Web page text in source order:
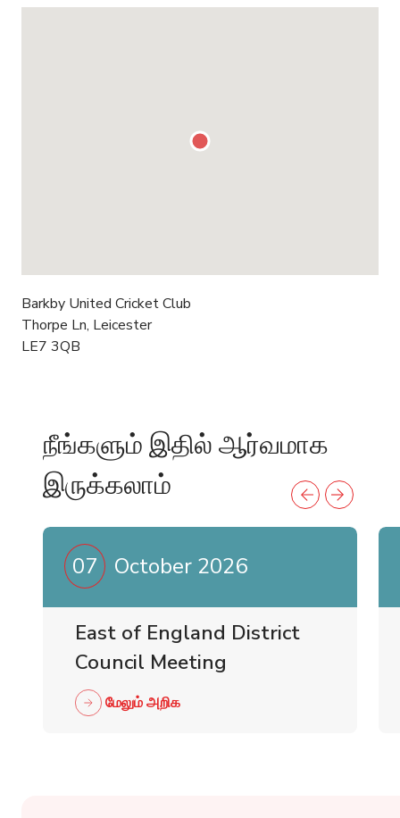
Barkby United Cricket Club
Thorpe Ln, Leicester
LE7 3QB
நீங்களும் இதில் ஆர்வமாக
இருக்கலாம்
07 October 2026
East of England District
Council Meeting
மேலும் அறிக